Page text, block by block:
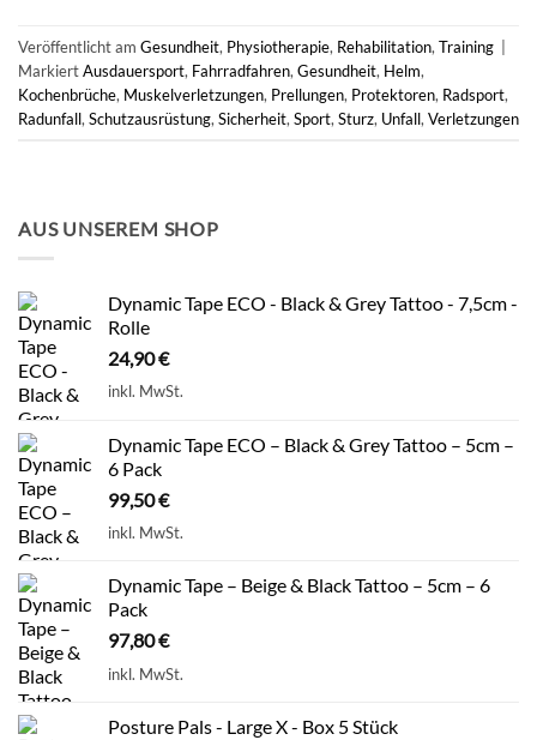
Veröffentlicht am Gesundheit, Physiotherapie, Rehabilitation, Training
MarkiertAusdauersport, Fahrradfahren, Gesundheit, Helm,
Kochenbrüche, Muskelverletzungen, Prellungen, Protektoren, Radsport,
Radunfall, Schutzausrüstung, Sicherheit, Sport, Sturz, Unfall, Verletzungen
AUS UNSEREM SHOP
Dynamic Tape ECO - Black & Grey Tattoo - 7,5cm -
Rolle
24,90€
inkl. MwSt.
Dynamic Tape ECO – Black & Grey Tattoo – 5cm –
6 Pack
99,50€
inkl. MwSt.
Dynamic Tape – Beige & Black Tattoo – 5cm – 6
Pack
97,80€
inkl. MwSt.
Posture Pals - Large X - Box 5 Stück